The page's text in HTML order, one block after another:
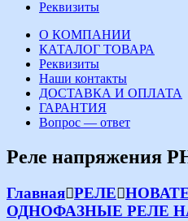
Реквизиты
О КОМПАНИИ
КАТАЛОГ ТОВАРА
Реквизиты
Наши контакты
ДОСТАВКА И ОПЛАТА
ГАРАНТИЯ
Вопрос — ответ
Реле напряжения
Главная РЕЛЕ
ОДНОФАЗНЫЕ РЕЛЕ